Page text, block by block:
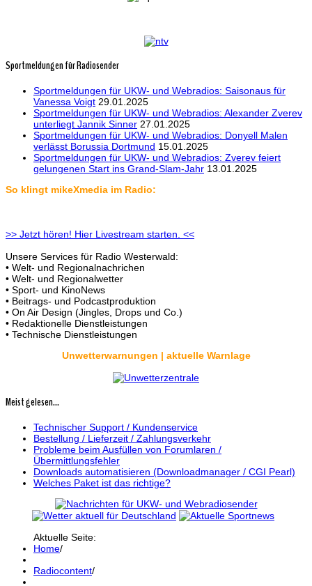
Sportmeldungen für Radiosender
Sportmeldungen für UKW- und Webradios: Saisonaus für
Vanessa Voigt 29.01.2025
Sportmeldungen für UKW- und Webradios: Alexander Zverev
unterliegt Jannik Sinner 27.01.2025
Sportmeldungen für UKW- und Webradios: Donyell Malen
verlässt Borussia Dortmund 15.01.2025
Sportmeldungen für UKW- und Webradios: Zverev feiert
gelungenen Start ins Grand-Slam-Jahr 13.01.2025
So klingt mikeXmedia im Radio:
>> Jetzt hören! Hier Livestream starten. <<
Unsere Services für Radio Westerwald:
• Welt- und Regionalnachrichen
• Welt- und Regionalwetter
• Sport- und KinoNews
• Beitrags- und Podcastproduktion
• On Air Design (Jingles, Drops und Co.)
• Redaktionelle Dienstleistungen
• Technische Dienstleistungen
Unwetterwarnungen | aktuelle Warnlage
Meist gelesen...
Technischer Support / Kundenservice
Bestellung / Lieferzeit / Zahlungsverkehr
Probleme beim Ausfüllen von Forumlaren /
Übermittlungsfehler
Downloads automatisieren (Downloadmanager / CGI Pearl)
Welches Paket ist das richtige?
Aktuelle Seite:
Home/
Radiocontent/